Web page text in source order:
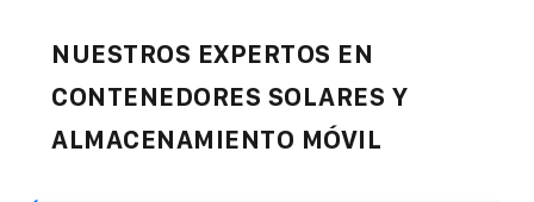
NUESTROS EXPERTOS EN
CONTENEDORES SOLARES Y
ALMACENAMIENTO MÓVIL